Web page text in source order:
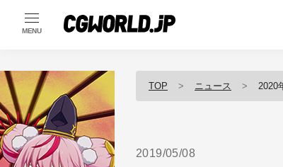
MENU
TOP ニュース 2020年度
2019/05/08